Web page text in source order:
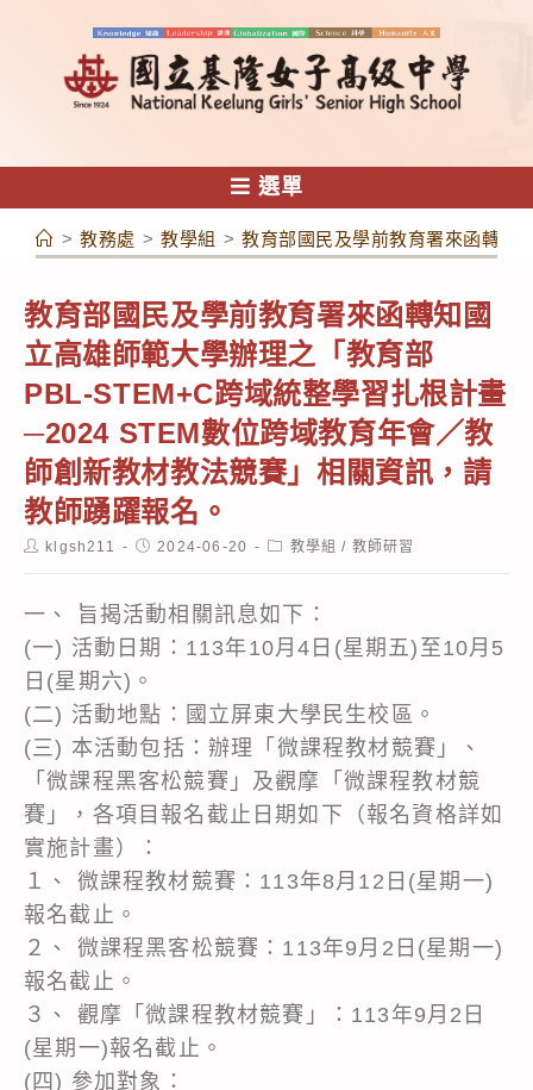
容
選單
> 教務處 > 教學組 > 教育部國民及學前教育署來函轉知
教育部國民及學前教育署來函轉知國
立高雄師範大學辦理之「教育部
PBL-STEM+C跨域統整學習扎根計畫
─2024 STEM數位跨域教育年會／教
師創新教材教法競賽」相關資訊，請
教師踴躍報名。
Postklgsh211
Post2024-06-20
Post教學組 / 教師研習
一、 旨揭活動相關訊息如下：
(一) 活動日期：113年10月4日(星期五)至10月5
日(星期六)。
(二) 活動地點：國立屏東大學民生校區。
(三) 本活動包括：辦理「微課程教材競賽」、
「微課程黑客松競賽」及觀摩「微課程教材競
賽」，各項目報名截止日期如下（報名資格詳如
實施計畫）：
１、 微課程教材競賽：113年8月12日(星期一)
報名截止。
２、 微課程黑客松競賽：113年9月2日(星期一)
報名截止。
３、 觀摩「微課程教材競賽」：113年9月2日
(星期一)報名截止。
(四) 參加對象：